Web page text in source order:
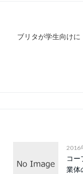
ブリタが学生向け
2016
コー
業体